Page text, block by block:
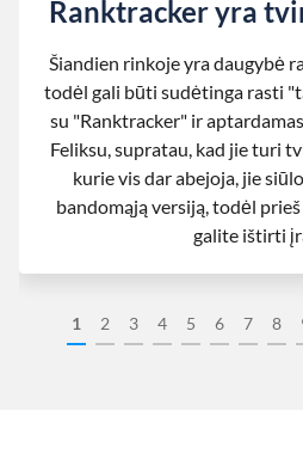
1 2 3 4 5 6 7 8
Ranktracker yra
Šiandien rinkoje yra daugybė
todėl gali būti sudėtinga rasti
su "Ranktracker" ir
Feliksu, supratau, kad jie turi
kurie vis dar abejoja, jie
bandomąją versiją, todėl
galite ištirti